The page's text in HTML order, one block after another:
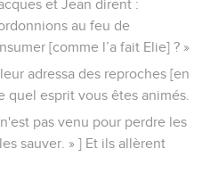
et Jean dirent :
au feu de
[comme l’a fait Elie] ? »
adressa des reproches [en
quel esprit vous êtes animés.
pas venu pour perdre les
sauver. » ] Et ils allèrent